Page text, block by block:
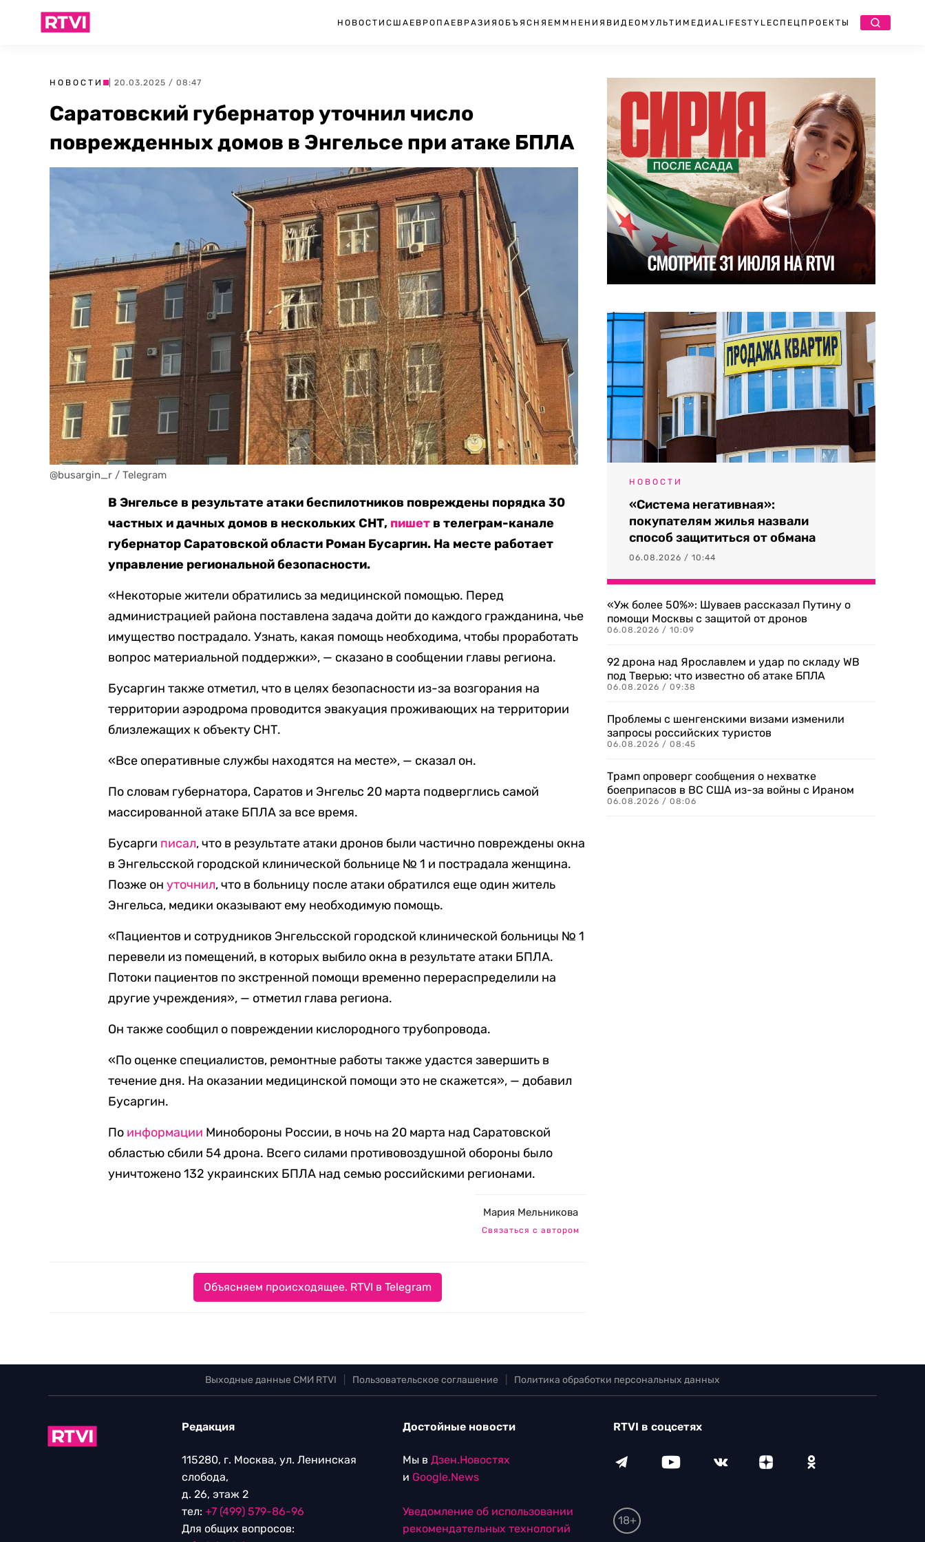
НОВОСТИ США ЕВРОПА ЕВРАЗИЯ ОБЪЯСНЯЕМ МНЕНИЯ ВИДЕО МУЛЬТИМЕДИА LIFESTYLEСПЕЦПРОЕКТЫ
НОВОСТИ | 20.03.2025 / 08:47
Саратовский губернатор уточнил число
поврежденных домов в Энгельсе при атаке БПЛА
@busargin_r / Telegram
В Энгельсе в результате атаки беспилотников повреждены порядка 30
частных и дачных домов в нескольких СНТ, пишет в телеграм-канале
губернатор Саратовской области Роман Бусаргин. На месте работает
управление региональной безопасности.
«Некоторые жители обратились за медицинской помощью. Перед
администрацией района поставлена задача дойти до каждого гражданина, чье
имущество пострадало. Узнать, какая помощь необходима, чтобы проработать
вопрос материальной поддержки», — сказано в сообщении главы региона.
Бусаргин также отметил, что в целях безопасности из-за возгорания на
территории аэродрома проводится эвакуация проживающих на территории
близлежащих к объекту СНТ.
«Все оперативные службы находятся на месте», — сказал он.
По словам губернатора, Саратов и Энгельс 20 марта подверглись самой
массированной атаке БПЛА за все время.
Бусарги писал, что в результате атаки дронов были частично повреждены окна
в Энгельсской городской клинической больнице № 1 и пострадала женщина.
Позже онуточнил, что в больницу после атаки обратился еще один житель
Энгельса, медики оказывают ему необходимую помощь.
«Пациентов и сотрудников Энгельсской городской клинической больницы № 1
перевели из помещений, в которых выбило окна в результате атаки БПЛА.
Потоки пациентов по экстренной помощи временно перераспределили на
другие учреждения», — отметил глава региона.
Он также сообщил о повреждении кислородного трубопровода.
«По оценке специалистов, ремонтные работы также удастся завершить в
течение дня. На оказании медицинской помощи это не скажется», — добавил
Бусаргин.
По информации Минобороны России, в ночь на 20 марта над Саратовской
областью сбили 54 дрона. Всего силами противовоздушной обороны было
уничтожено 132 украинских БПЛА над семью российскими регионами.
Мария Мельникова
Связаться с автором
Объясняем происходящее. RTVI в Telegram
НОВОСТИ
«Система негативная»:
покупателям жилья назвали
способ защититься от обмана
06.08.2026 / 10:44
«Уж более 50%»: Шуваев рассказал Путину о
помощи Москвы с защитой от дронов
06.08.2026 / 10:09
92 дрона над Ярославлем и удар по складу WB
под Тверью: что известно об атаке БПЛА
06.08.2026 / 09:38
Проблемы с шенгенскими визами изменили
запросы российских туристов
06.08.2026 / 08:45
Трамп опроверг сообщения о нехватке
боеприпасов в ВС США из-за войны с Ираном
06.08.2026 / 08:06
Выходные данные СМИ RTVI Пользовательское соглашение Политика обработки персональных данных
Редакция
115280, г. Москва, ул. Ленинская
слобода,
д. 26, этаж 2
тел: +7 (499) 579-86-96
Для общих вопросов:
Достойные новости
Мы в Дзен.Новостях
и Google.News
Уведомление об использовании
рекомендательных технологий
RTVI в соцсетях
18+